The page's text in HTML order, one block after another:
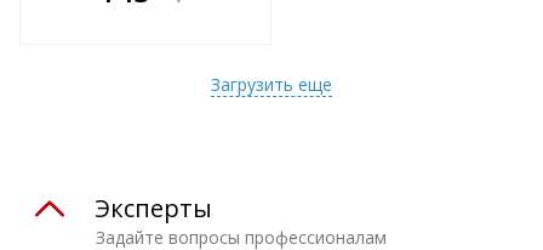
Загрузить еще
Задайте вопросы профессионалам
Эксперты